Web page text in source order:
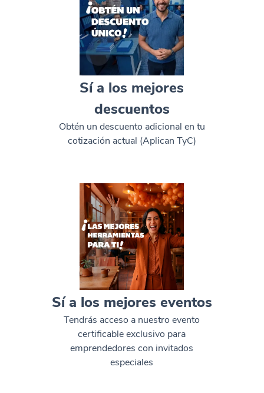
Sí a los mejores
descuentos
Obtén un descuento adicional en tu
cotización actual (Aplican TyC)​
Sí a los mejores eventos
Tendrás acceso a nuestro evento
certificable exclusivo para
emprendedores con invitados
especiales​